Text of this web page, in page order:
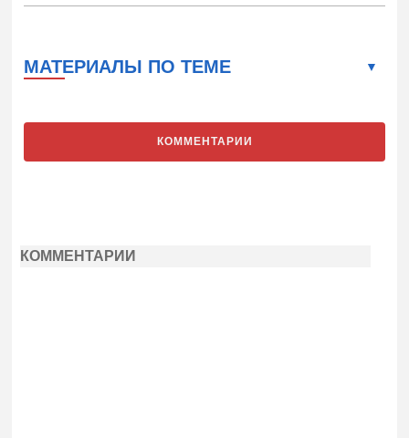
МАТЕРИАЛЫ ПО ТЕМЕ
КОММЕНТАРИИ
КОММЕНТАРИИ